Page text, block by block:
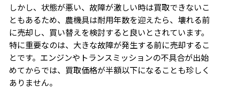
しかし、状態が悪い、故障が激しい時は買取できないこ
ともあるため、農機具は耐用年数を迎えたら、壊れる前
に売却し、買い替えを検討すると良いとされています。
特に重要なのは、大きな故障が発生する前に売却するこ
とです。エンジンやトランスミッションの不具合が出始
めてからでは、買取価格が半額以下になることも珍しく
ありません。